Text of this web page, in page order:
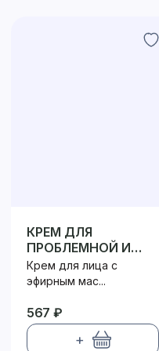
КРЕМ ДЛЯ
ПРОБЛЕМНОЙ И
КОМБИНИРОВАННОЙ
КОЖИ
Крем для лица с
эфирным мас...
567 ₽
+